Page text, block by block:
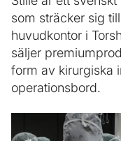
som sträcker sig
huvudkontor i
säljer
form av kirurgiska
operationsbord.